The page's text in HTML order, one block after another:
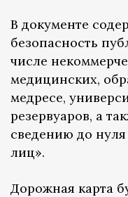
В документе
безопасность
числе
медицинских,
медресе,
резервуаров, а
сведению до
лиц».
Дорожная карта